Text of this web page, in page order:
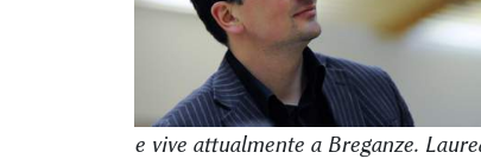
e vive attualmente a Breganze.